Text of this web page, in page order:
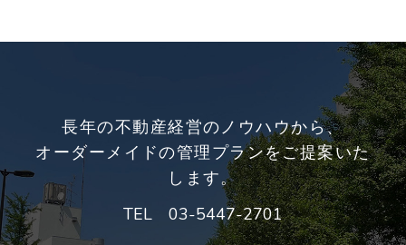
長年の不動産経営のノウハウから、
オーダーメイドの管理プランをご提案いた
します。
TEL 03-5447-2701